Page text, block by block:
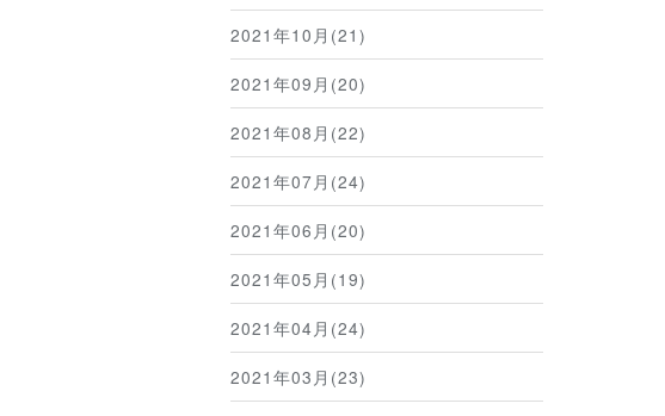
2021年10月(21)
2021年09月(20)
2021年08月(22)
2021年07月(24)
2021年06月(20)
2021年05月(19)
2021年04月(24)
2021年03月(23)